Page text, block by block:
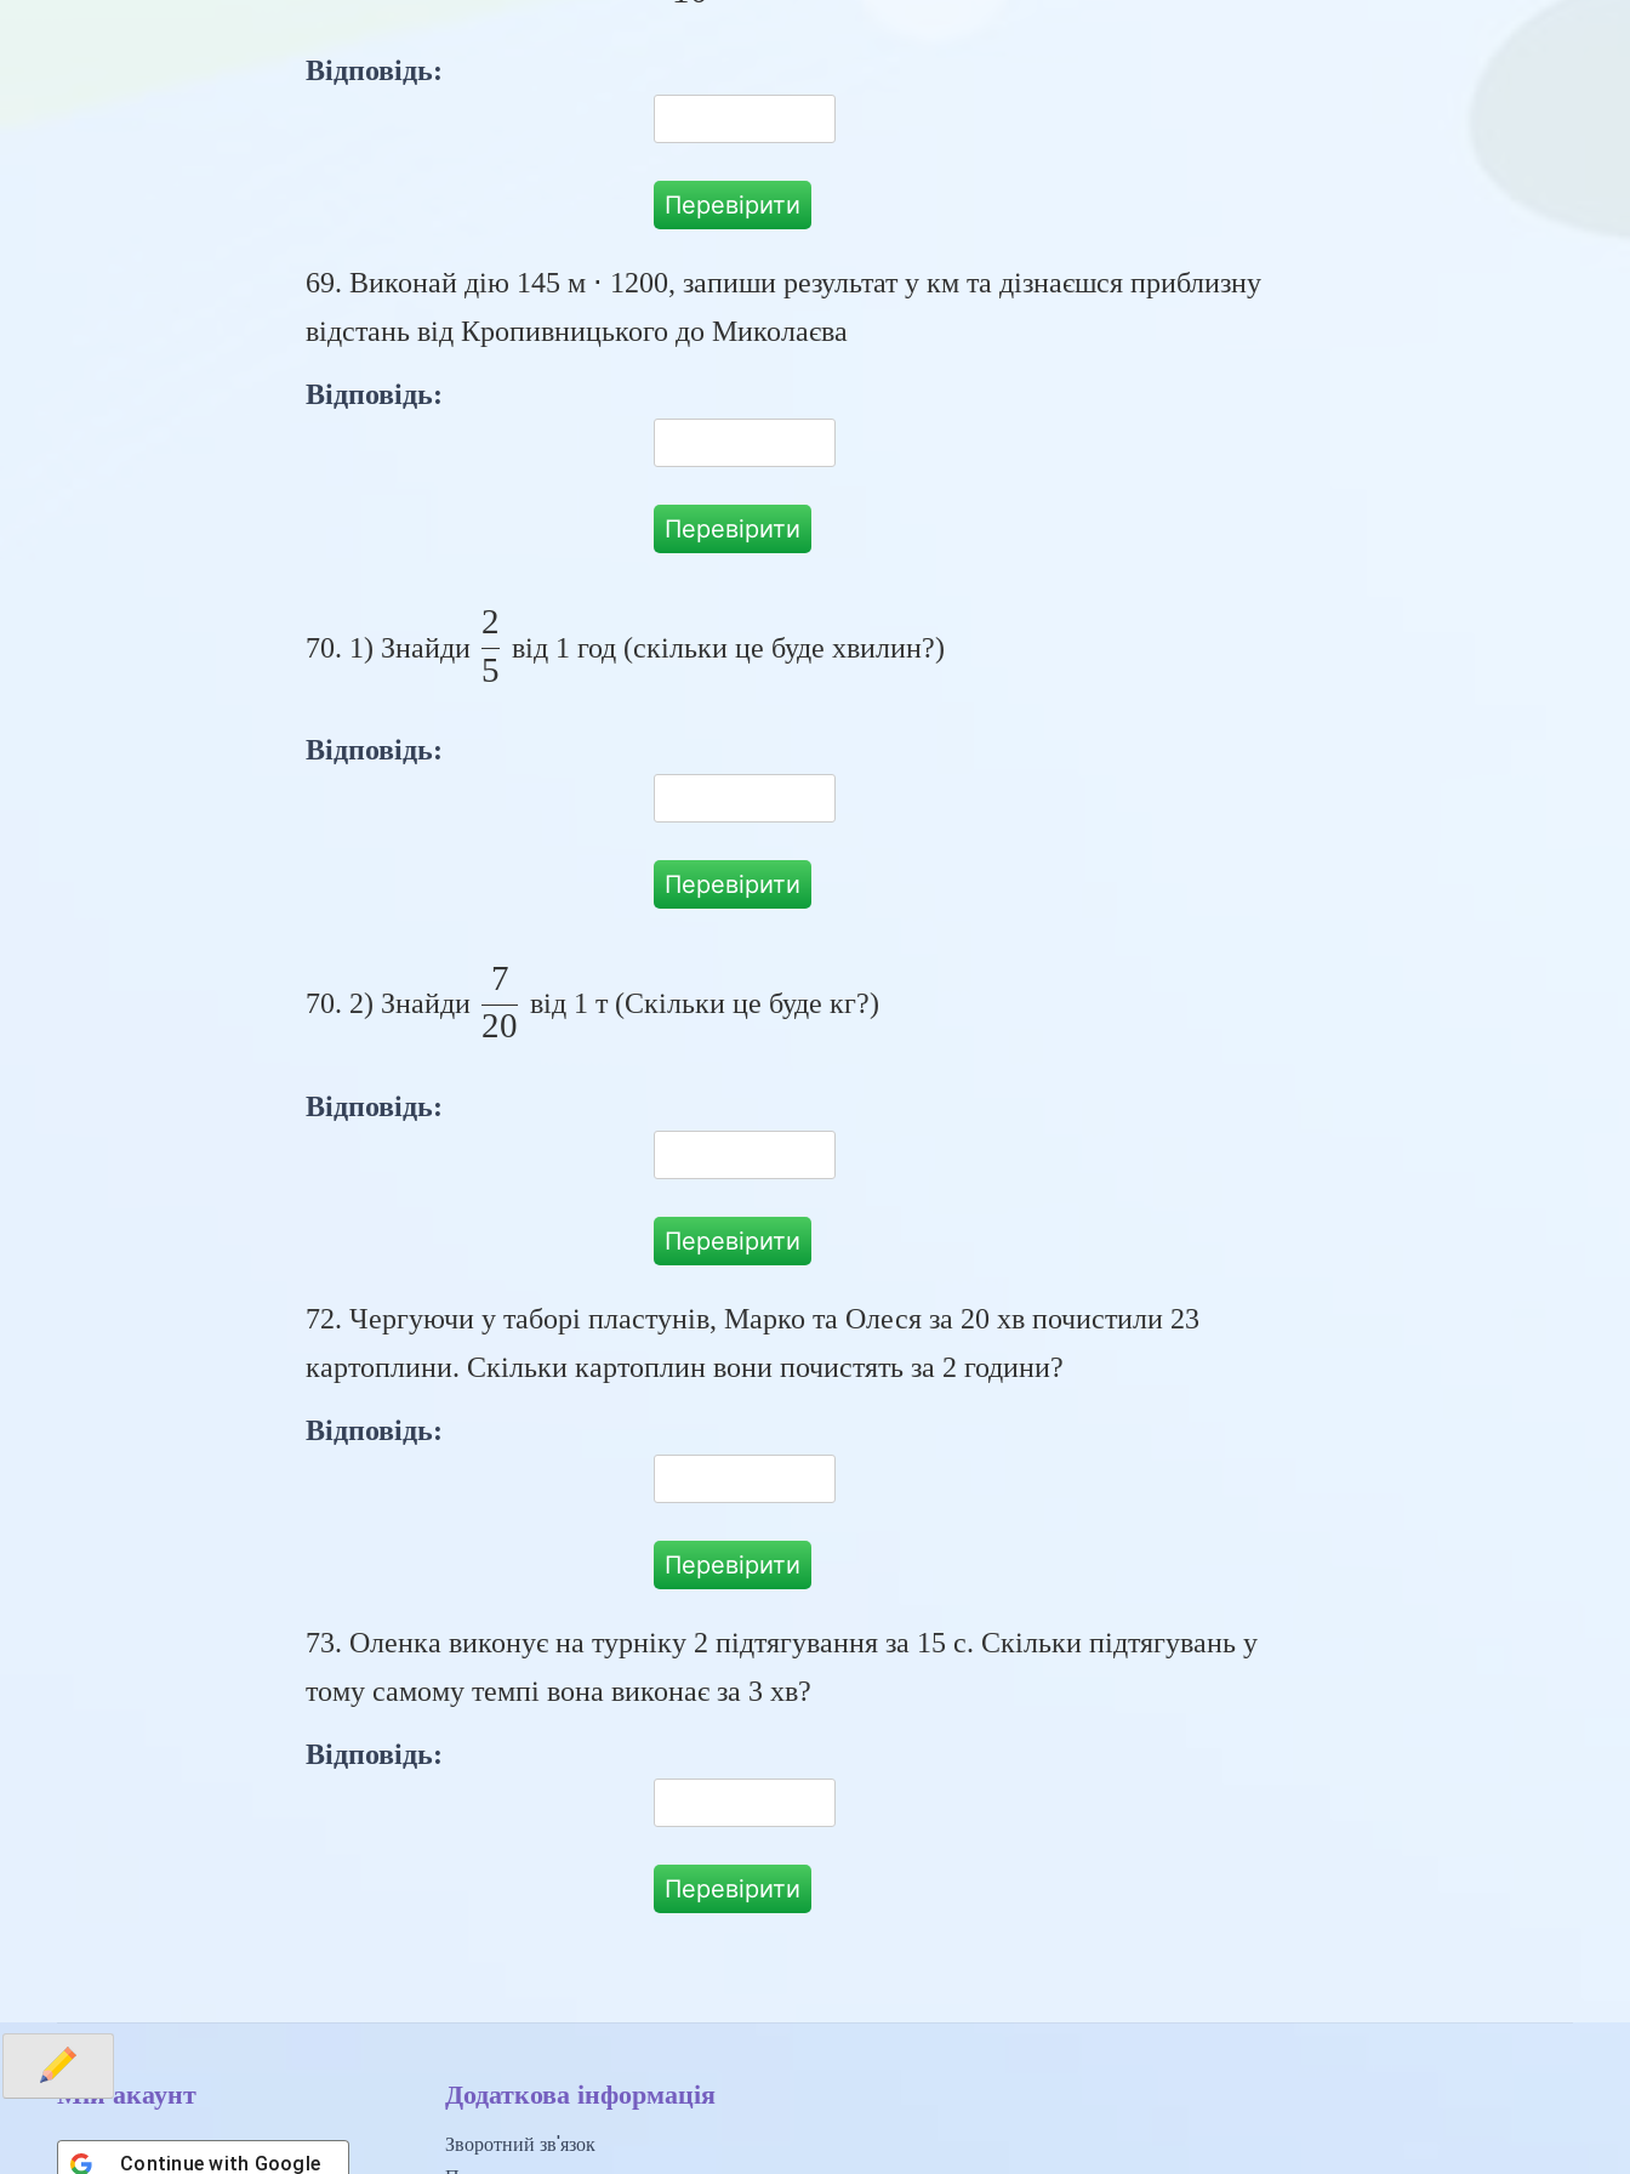
Відповідь:
Перевірити
69. Виконай дію 145 м ⋅ 1200, запиши результат у км та дізнаєшся приблизну
відстань від Кропивницького до Миколаєва
Відповідь:
Перевірити
70. 1) Знайди
\frac{2}{5}
5
2
від 1 год (скільки це буде хвилин?)
Відповідь:
Перевірити
70. 2) Знайди
\frac{7}{20}
20
7
від 1 т (Скільки це буде кг?)
Відповідь:
Перевірити
72. Чергуючи у таборі пластунів, Марко та Олеся за 20 хв почистили 23
картоплини. Скільки картоплин вони почистять за 2 години?
Відповідь:
Перевірити
73. Оленка виконує на турніку 2 підтягування за 15 с. Скільки підтягувань у
тому самому темпі вона виконає за 3 хв?
Відповідь:
Перевірити
Мій акаунт
Continue with Google
Додаткова інформація
Зворотний зв'язок